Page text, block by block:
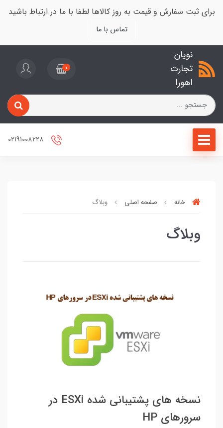
برای ثبت سفارش و قیمت به روز کالاها لطفا با ما در ارتباط باشید
تماس با ما
نویان
تجارت
اهورا
0
خانه صفحه اصلی وبلاگ
وبلاگ
نسخه های پشتیبانی شده ESXi در
سرورهای HP